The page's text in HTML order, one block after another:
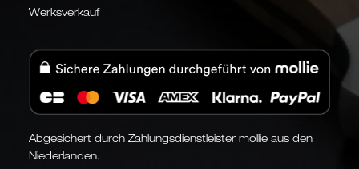
Werksverkauf
Abgesichert durch Zahlungsdienstleister mollie aus den
Niederlanden.